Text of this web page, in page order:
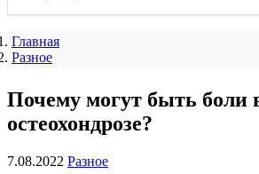
Главная
Разное
Почему могут быть боли
остеохондрозе?
7.08.2022 Разное